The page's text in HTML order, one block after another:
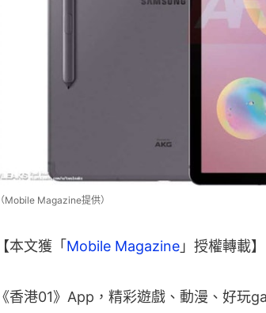
（Mobile Magazine提供）
【本文獲「 Mobile Magazine 」授權轉載】
《香港01》App，精彩遊戲、動漫、好玩